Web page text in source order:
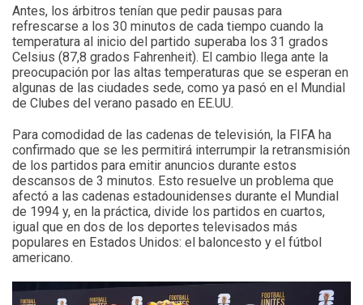
Antes, los árbitros tenían que pedir pausas para
refrescarse a los 30 minutos de cada tiempo cuando la
temperatura al inicio del partido superaba los 31 grados
Celsius (87,8 grados Fahrenheit). El cambio llega ante la
preocupación por las altas temperaturas que se esperan en
algunas de las ciudades sede, como ya pasó en el Mundial
de Clubes del verano pasado en EE.UU.
Para comodidad de las cadenas de televisión, la FIFA ha
confirmado que se les permitirá interrumpir la retransmisión
de los partidos para emitir anuncios durante estos
descansos de 3 minutos. Esto resuelve un problema que
afectó a las cadenas estadounidenses durante el Mundial
de 1994 y, en la práctica, divide los partidos en cuartos,
igual que en dos de los deportes televisados más
populares en Estados Unidos: el baloncesto y el fútbol
americano.